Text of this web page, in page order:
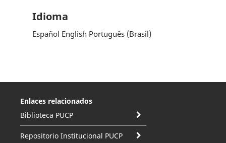
Idioma
Español English Português (Brasil)
Enlaces relacionados
Biblioteca PUCP
Repositorio Institucional PUCP